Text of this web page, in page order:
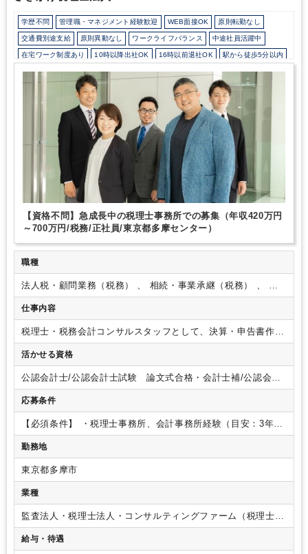
学歴不問 管理職・マネジメント経験歓迎 WEB面接OK 原則転勤なし
交通費別途支給 原則異動なし ワークライフバランス 中途社員活躍中
在宅ワーク制度あり 10時以降出社OK 16時以前退社OK 駅から徒歩5分以内
自動車通勤OK オフィスカジュアルOK カジュアル（デニム）OK
少人数の職場（所属部門の人数3人以下） 年間休日120日以上 地域密着
【資格不問】急成長中の税理士事務所での募集（年収420万円
～700万円/税務/正社員/東京都多摩センター）
職種
法人税・顧問業務（税務） 、 相続・事業承継（税務） 、 フ
ァンド・SPC（税務）
仕事内容
税理士・税務会計コンサルスタッフとして、決算・申告書作
成、巡回監査、税務相談対応など、税務会計業務全般をお任せ
します。また、ご経験などにより資金繰り相談対応、経営分
析、金融機関折衝などにも携われます。
【具体的には】
・仕
訳や会計入力、決算報告書の作成といった入力業務・税務の
セカンドオピニオン、事業継承や節税の相談
上げや会社設立の相談、融資／資金繰りなどの相談・経営分
析およびコンサルティング 他
【ポイント】・組織拡大による
増員募集です。・やる気のある方、実力のある方は将来支店
長候補、幹部として活躍できます。
メンバーも多く在籍しているので、仕事と子育てが両立しやす
い環境です。
活かせる資格
公認会計士/公認会計士試験 論文式合格・会計士補/公認会計
士試験 短答式合格/税理士/税理士 シングルマスター/税理
士 ダブルマスター/税理士試験 １科目合格/税理士試験 ２
科目合格/税理士試験 ３科目合格/税理士試験 ４科目合
格/USCPA/USCPA 科目合格/日商簿記 １級/日商簿記 ２
級/日商簿記 ３級
応募条件
【必須条件】
・税理士事務所、会計事務所経験（目安：3年以
上）・正社員3年以上（業種問わず） 【歓迎条件】・税理士
や公認会計士の資格をお持ちの方
ーン、Iターン、Jターン歓迎
勤務地
東京都多摩市
業種
監査法人・税理士法人・コンサルティングファーム（税理士法
人）
給与・待遇